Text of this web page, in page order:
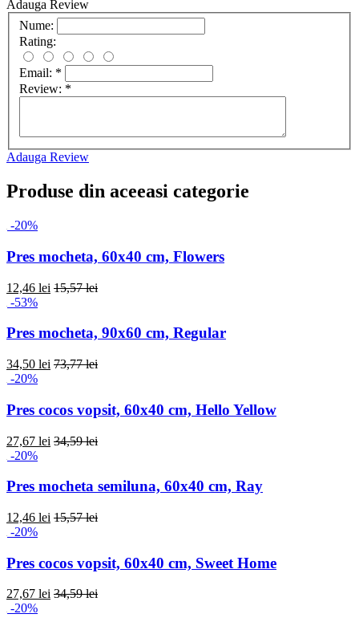
Adauga Review
Nume:
Rating:
Email: *
Review: *
Adauga Review
Produse din aceeasi categorie
-20%
Pres mocheta, 60x40 cm, Flowers
12,46 lei 15,57 lei
-53%
Pres mocheta, 90x60 cm, Regular
34,50 lei 73,77 lei
-20%
Pres cocos vopsit, 60x40 cm, Hello Yellow
27,67 lei 34,59 lei
-20%
Pres mocheta semiluna, 60x40 cm, Ray
12,46 lei 15,57 lei
-20%
Pres cocos vopsit, 60x40 cm, Sweet Home
27,67 lei 34,59 lei
-20%